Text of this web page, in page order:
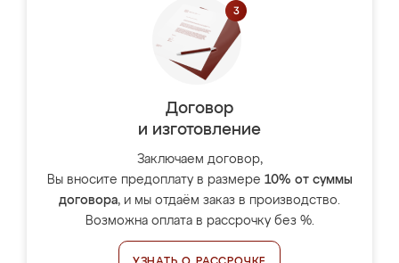
Договор
и изготовление
Заключаем договор,
Вы вносите предоплату в размере 10% от суммы
договора, и мы отдаём заказ в производство.
Возможна оплата в рассрочку без %.